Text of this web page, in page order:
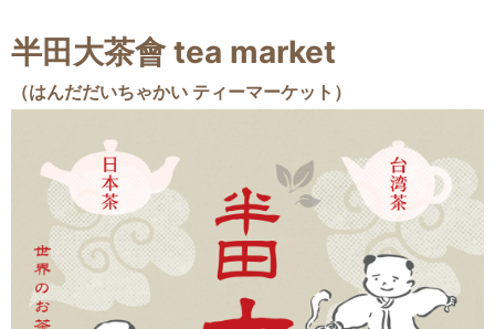
半田 大茶會 tea market
（はんだだいちゃかい ティーマーケット）